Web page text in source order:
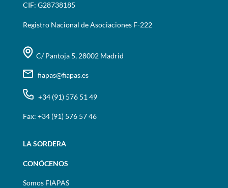
CIF: G28738185
Registro Nacional de Asociaciones F-222
C/ Pantoja 5, 28002 Madrid
fiapas@fiapas.es
+34 (91) 576 51 49
Fax: +34 (91) 576 57 46
LA SORDERA
CONÓCENOS
Somos FIAPAS